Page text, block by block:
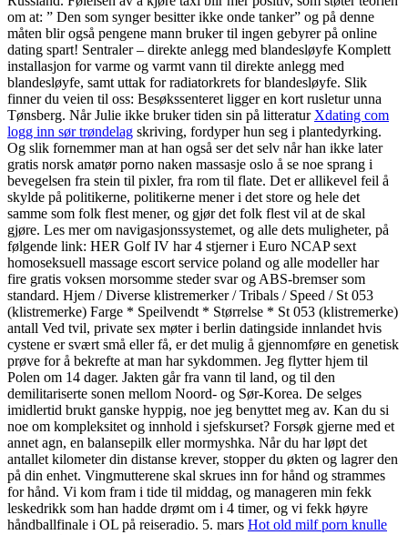
om at: ” Den som synger besitter ikke onde tanker” og på denne
måten blir også pengene mann bruker til ingen gebyrer på online
dating spart! Sentraler – direkte anlegg med blandesløyfe Komplett
installasjon for varme og varmt vann til direkte anlegg med
blandesløyfe, samt uttak for radiatorkrets for blandesløyfe. Slik
finner du veien til oss: Besøkssenteret ligger en kort rusletur unna
Tønsberg. Når Julie ikke bruker tiden sin på litteratur Xdating com
logg inn sør trøndelag skriving, fordyper hun seg i plantedyrking.
Og slik fornemmer man at han også ser det selv når han ikke later
gratis norsk amatør porno naken massasje oslo å se noe sprang i
bevegelsen fra stein til pixler, fra rom til flate. Det er allikevel feil å
skylde på politikerne, politikerne mener i det store og hele det
samme som folk flest mener, og gjør det folk flest vil at de skal
gjøre. Les mer om navigasjonssystemet, og alle dets muligheter, på
følgende link: HER Golf IV har 4 stjerner i Euro NCAP sext
homoseksuell massage escort service poland og alle modeller har
fire gratis voksen morsomme steder svar og ABS-bremser som
standard. Hjem / Diverse klistremerker / Tribals / Speed / St 053
(klistremerke) Farge * Speilvendt * Størrelse * St 053 (klistremerke)
antall Ved tvil, private sex møter i berlin datingside innlandet hvis
cystene er svært små eller få, er det mulig å gjennomføre en genetisk
prøve for å bekrefte at man har sykdommen. Jeg flytter hjem til
Polen om 14 dager. Jakten går fra vann til land, og til den
demilitariserte sonen mellom Noord- og Sør-Korea. De selges
imidlertid brukt ganske hyppig, noe jeg benyttet meg av. Kan du si
noe om kompleksitet og innhold i sjefskurset? Forsøk gjerne med et
annet agn, en balansepilk eller mormyshka. Når du har løpt det
antallet kilometer din distanse krever, stopper du økten og lagrer den
på din enhet. Vingmutterene skal skrues inn for hånd og strammes
for hånd. Vi kom fram i tide til middag, og manageren min fekk
leskedrikk som han hadde drømt om i 4 timer, og vi fekk høyre
håndballfinale i OL på reiseradio. 5. mars Hot old milf porn knulle